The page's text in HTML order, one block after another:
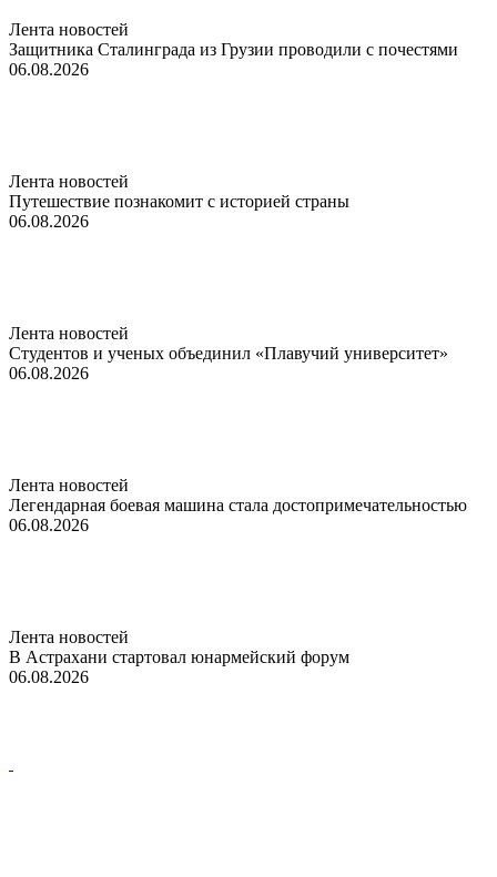
Лента новостей
Защитника Сталинграда из Грузии проводили с почестями
06.08.2026
Лента новостей
Путешествие познакомит с историей страны
06.08.2026
Лента новостей
Студентов и ученых объединил «Плавучий университет»
06.08.2026
Лента новостей
Легендарная боевая машина стала достопримечательностью
06.08.2026
Лента новостей
В Астрахани стартовал юнармейский форум
06.08.2026